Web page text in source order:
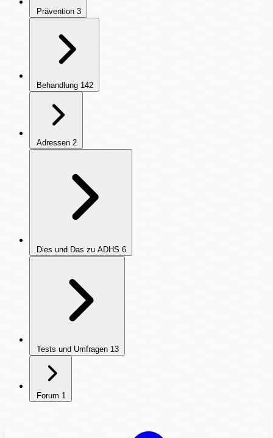
Prävention 3
Behandlung 142
Adressen 2
Dies und Das zu ADHS 6
Tests und Umfragen 13
Forum 1